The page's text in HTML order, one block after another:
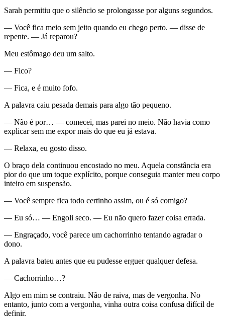
Sarah permitiu que o silêncio se prolongasse por alguns segundos.
— Você fica meio sem jeito quando eu chego perto. — disse de
repente. — Já reparou?
Meu estômago deu um salto.
— Fico?
— Fica, e é muito fofo.
A palavra caiu pesada demais para algo tão pequeno.
— Não é por… — comecei, mas parei no meio. Não havia como
explicar sem me expor mais do que eu já estava.
— Relaxa, eu gosto disso.
O braço dela continuou encostado no meu. Aquela constância era
pior do que um toque explícito, porque conseguia manter meu corpo
inteiro em suspensão.
— Você sempre fica todo certinho assim, ou é só comigo?
— Eu só… — Engoli seco. — Eu não quero fazer coisa errada.
— Engraçado, você parece um cachorrinho tentando agradar o
dono.
A palavra bateu antes que eu pudesse erguer qualquer defesa.
— Cachorrinho…?
Algo em mim se contraiu. Não de raiva, mas de vergonha. No
entanto, junto com a vergonha, vinha outra coisa confusa difícil de
definir.